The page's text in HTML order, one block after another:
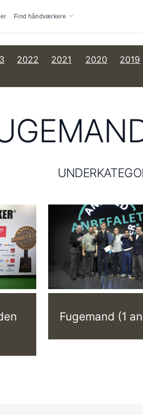
Find håndværkere
2022 2021 2020 2019
Fugemand (1